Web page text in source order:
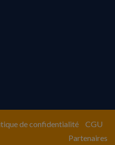
de confidentialité
CGU
Partenaires